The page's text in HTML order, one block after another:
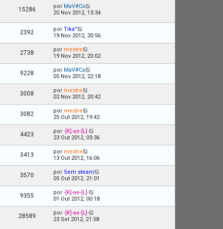
15286 por MaV#Cs
20 Nov 2012, 13:34
2392 por Tika''
19 Nov 2012, 20:56
2738 por mestre
19 Nov 2012, 20:02
9228 por MaV#Cs
05 Nov 2012, 22:18
3008 por mestre
02 Nov 2012, 20:42
3082 por mestre
25 Out 2012, 19:42
4423 por -[K]-ae-[L]-
23 Out 2012, 03:36
3413 por mestre
13 Out 2012, 16:06
3570 por Sem steam
05 Out 2012, 21:01
9355 por -[K]-ae-[L]-
01 Out 2012, 00:18
28589 por -[K]-ae-[L]-
23 Set 2012, 21:58